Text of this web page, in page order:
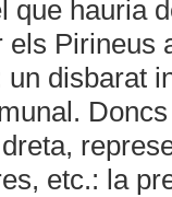
que hauria
Pirineus
un disbarat
etc.: la